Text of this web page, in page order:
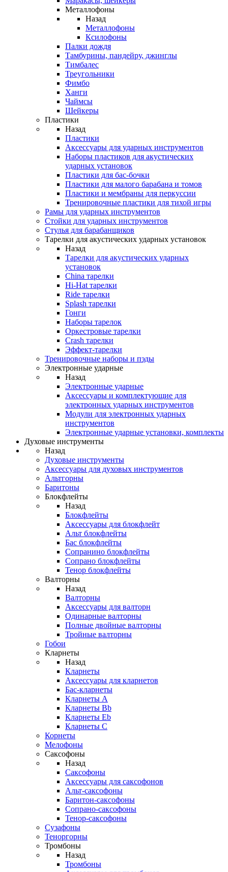
Металлофоны
Назад
Металлофоны
Ксилофоны
Палки дождя
Тамбурины, пандейру, джинглы
Тимбалес
Треугольники
Фимбо
Ханги
Чаймсы
Шейкеры
Пластики
Назад
Пластики
Аксессуары для ударных инструментов
Наборы пластиков для акустических
ударных установок
Пластики для бас-бочки
Пластики для малого барабана и томов
Пластики и мембраны для перкуссии
Тренировочные пластики для тихой игры
Рамы для ударных инструментов
Стойки для ударных инструментов
Стулья для барабанщиков
Тарелки для акустических ударных установок
Назад
Тарелки для акустических ударных
установок
China тарелки
Hi-Hat тарелки
Ride тарелки
Splash тарелки
Гонги
Наборы тарелок
Оркестровые тарелки
Сrash тарелки
Эффект-тарелки
Тренировочные наборы и пэды
Электронные ударные
Назад
Электронные ударные
Аксессуары и комплектующие для
электронных ударных инструментов
Модули для электронных ударных
инструментов
Электронные ударные установки, комплекты
Духовые инструменты
Назад
Духовые инструменты
Аксессуары для духовых инструментов
Альтгорны
Баритоны
Блокфлейты
Назад
Блокфлейты
Аксессуары для блокфлейт
Альт блокфлейты
Бас блокфлейты
Сопранино блокфлейты
Сопрано блокфлейты
Тенор блокфлейты
Валторны
Назад
Валторны
Аксессуары для валторн
Одинарные валторны
Полные двойные валторны
Тройные валторны
Гобои
Кларнеты
Назад
Кларнеты
Аксессуары для кларнетов
Бас-кларнеты
Кларнеты A
Кларнеты Bb
Кларнеты Eb
Кларнеты С
Корнеты
Мелофоны
Саксофоны
Назад
Саксофоны
Аксессуары для саксофонов
Альт-саксофоны
Баритон-саксофоны
Сопрано-саксофоны
Тенор-саксофоны
Сузафоны
Теноргорны
Тромбоны
Назад
Тромбоны